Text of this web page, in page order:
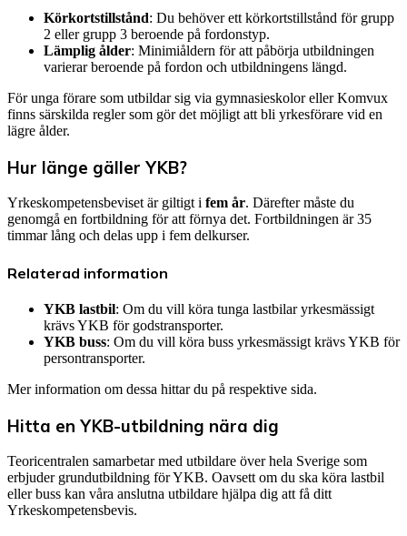
Körkortstillstånd: Du behöver ett körkortstillstånd för grupp
2 eller grupp 3 beroende på fordonstyp.
Lämplig ålder: Minimiåldern för att påbörja utbildningen
varierar beroende på fordon och utbildningens längd.
För unga förare som utbildar sig via gymnasieskolor eller Komvux
finns särskilda regler som gör det möjligt att bli yrkesförare vid en
lägre ålder.
Hur länge gäller YKB?
Yrkeskompetensbeviset är giltigt i fem år. Därefter måste du
genomgå en fortbildning för att förnya det. Fortbildningen är 35
timmar lång och delas upp i fem delkurser.
Relaterad information
YKB lastbil: Om du vill köra tunga lastbilar yrkesmässigt
krävs YKB för godstransporter.
YKB buss: Om du vill köra buss yrkesmässigt krävs YKB för
persontransporter.
Mer information om dessa hittar du på respektive sida.
Hitta en YKB-utbildning nära dig
Teoricentralen samarbetar med utbildare över hela Sverige som
erbjuder grundutbildning för YKB. Oavsett om du ska köra lastbil
eller buss kan våra anslutna utbildare hjälpa dig att få ditt
Yrkeskompetensbevis.